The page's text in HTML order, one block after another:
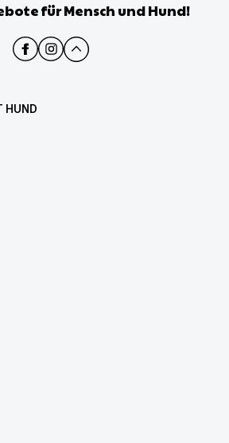
für Mensch und Hund!
HUND